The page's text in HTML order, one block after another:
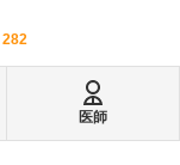
282
医師